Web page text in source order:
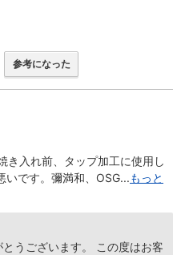
参考になった
き入れ前、タップ加工に使用し
いです。彌満和、OSG...もっと
うございます。 この度はお客